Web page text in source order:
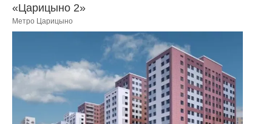
«Царицыно 2»
Метро Царицыно